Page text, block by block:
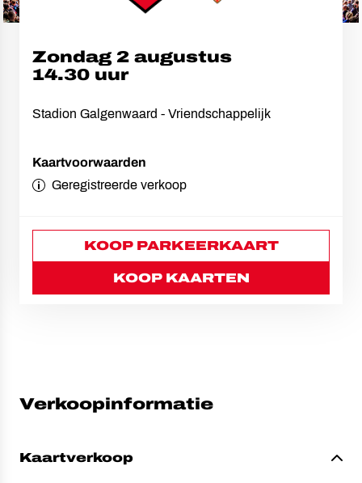
Zondag 2 augustus
14.30 uur
Stadion Galgenwaard - Vriendschappelijk
Kaartvoorwaarden
Geregistreerde verkoop
KOOP PARKEERKAART
KOOP KAARTEN
Verkoopinformatie
Kaartverkoop